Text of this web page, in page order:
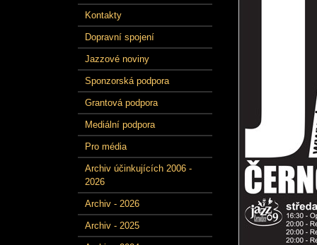
Kontakty
Dopravní spojení
Jazzové noviny
Sponzorská podpora
Grantová podpora
Mediální podpora
Pro média
Archiv účinkujících 2006 -
2026
Archiv - 2026
Archiv - 2025